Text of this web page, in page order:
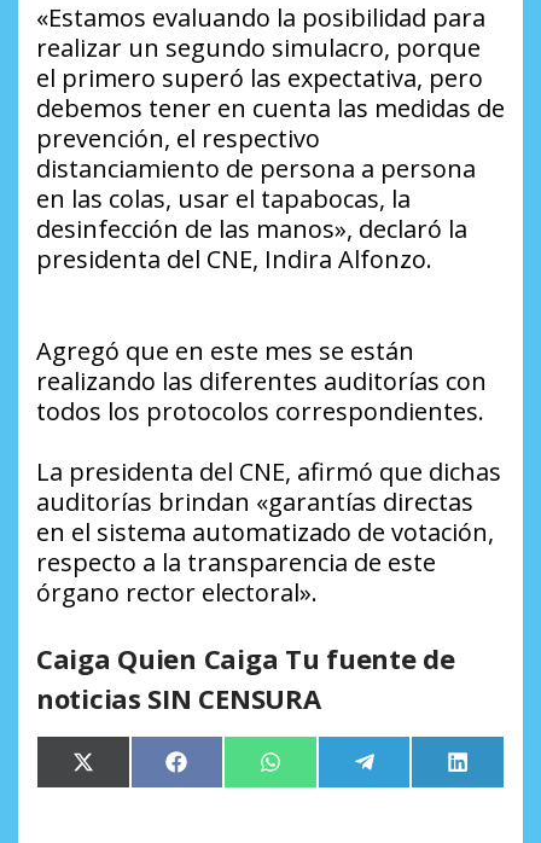
«Estamos evaluando la posibilidad para
realizar un segundo simulacro, porque
el primero superó las expectativa, pero
debemos tener en cuenta las medidas de
prevención, el respectivo
distanciamiento de persona a persona
en las colas, usar el tapabocas, la
desinfección de las manos», declaró la
presidenta del CNE, Indira Alfonzo.
Agregó que en este mes se están
realizando las diferentes auditorías con
todos los protocolos correspondientes.
La presidenta del CNE, afirmó que dichas
auditorías brindan «garantías directas
en el sistema automatizado de votación,
respecto a la transparencia de este
órgano rector electoral».
Caiga Quien Caiga Tu fuente de
noticias SIN CENSURA
Compartir
en
X
(Twitter)
Compartir
en
Facebook Compartir
en
WhatsApp Compartir
en
Telegram
en
LinkedIn